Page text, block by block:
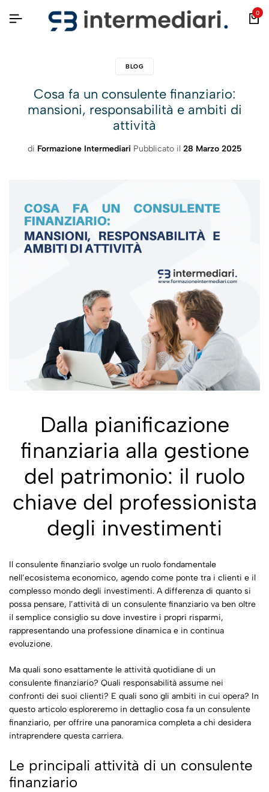
0
BLOG
Cosa fa un consulente finanziario:
mansioni, responsabilità e ambiti di
attività
di Formazione Intermediari Pubblicato il 28 Marzo 2025
Dalla pianificazione
finanziaria alla gestione
del patrimonio: il ruolo
chiave del professionista
degli investimenti
Il consulente finanziario svolge un ruolo fondamentale
nell’ecosistema economico, agendo come ponte tra i clienti e il
complesso mondo degli investimenti. A differenza di quanto si
possa pensare, l’attività di un consulente finanziario va ben oltre
il semplice consiglio su dove investire i propri risparmi,
rappresentando una professione dinamica e in continua
evoluzione.
Ma quali sono esattamente le attività quotidiane di un
consulente finanziario? Quali responsabilità assume nei
confronti dei suoi clienti? E quali sono gli ambiti in cui opera? In
questo articolo esploreremo in dettaglio cosa fa un consulente
finanziario, per offrire una panoramica completa a chi desidera
intraprendere questa carriera.
Le principali attività di un consulente
finanziario